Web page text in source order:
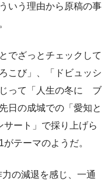
いう理由から原稿の事
でざっとチェックして
こび」、「ドビュッシ
って「人生の冬に ブ
日の成城での「愛知と
サート」で採り上げら
テーマのようだ。
の減退を感じ、一通